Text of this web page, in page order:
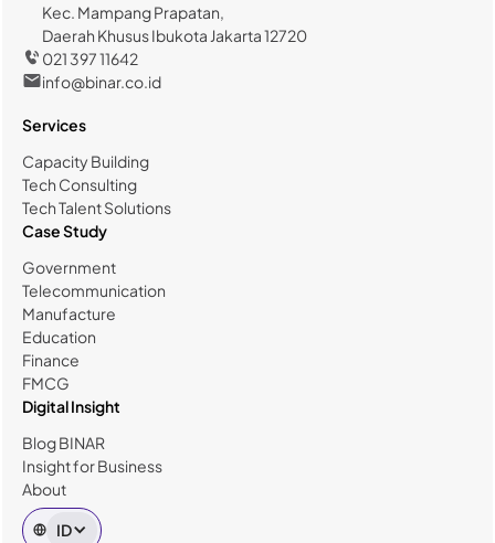
Kec. Mampang Prapatan,
Daerah Khusus Ibukota Jakarta 12720
021 397 11642
info@binar.co.id
Services
Capacity Building
Tech Consulting
Tech Talent Solutions
Case Study
Government
Telecommunication
Manufacture
Education
Finance
FMCG
Digital Insight
Blog BINAR
Insight for Business
About
ID